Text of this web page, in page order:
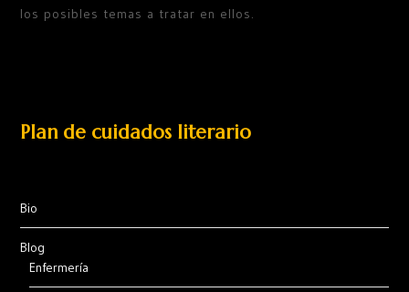
los posibles temas a tratar en ellos.
Plan de cuidados literario
Bio
Blog
Enfermería